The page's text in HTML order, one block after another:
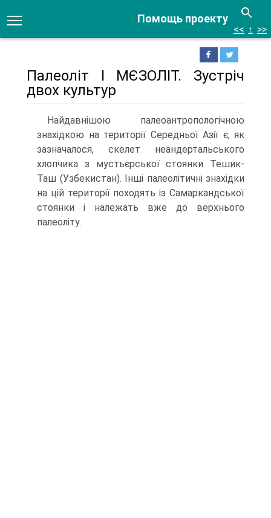
Помощь проекту
<< ↑ >>
Палеоліт І МЄЗОЛІТ. Зустріч
двох культур
Найдавнішою палеоантропологічною
знахідкою на тери­торії Середньої Азії є, як
зазначалося, скелет неандертальського
хлопчика з мустьєрської стоянки Тешик-
Таш (Узбекистан). Інші палеолітичні знахідки
на цій території походять із Самарканд­ської
стоянки і належать вже до верхнього
палеоліту.